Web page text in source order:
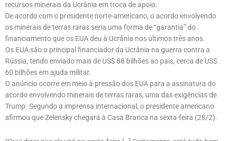
recursos minerais da Ucrânia em troca de apoio.
De acordo com o presidente norte-americano, o acordo envolvendo
os minerais de terras raras seria uma forma de “garantia” do
financiamento que os EUA deu à Ucrânia nos últimos três anos.
Os EUA são o principal financiador da Ucrânia na guerra contra a
Rússia, tendo enviado mais de US$ 88 bilhões ao país, cerca de US$
60 bilhões em ajuda militar.
O anúncio ocorre em meio à pressão dos EUA para a assinatura do
acordo envolvendo minerais de terras raras, uma das exigências de
Trump. Segundo a imprensa internacional, o presidente americano
afirmou que Zelensky chegará à Casa Branca na sexta-feira (28/2).